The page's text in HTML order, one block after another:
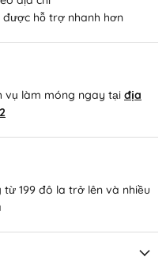
hỗ trợ nhanh hơn
vụ làm móng ngay tại địa
199 đô la trở lên và nhiều